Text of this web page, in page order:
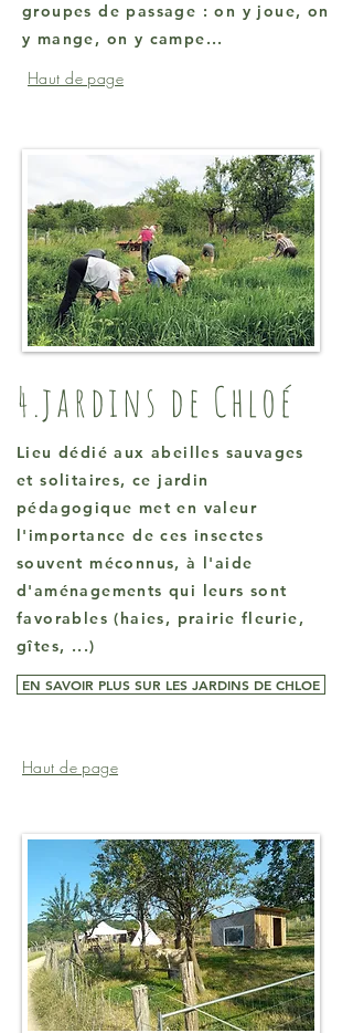
groupes de passage : on y joue, on
y mange, on y campe...
Haut de page
4.jardins de Chloé
Lieu dédié aux abeilles sauvages
et solitaires, ce jardin
pédagogique met en valeur
l'importance de ces insectes
souvent méconnus, à l'aide
d'aménagements qui leurs sont
favorables (haies, prairie fleurie,
gîtes, ...)
EN SAVOIR PLUS SUR LES JARDINS DE CHLOE
Haut de page